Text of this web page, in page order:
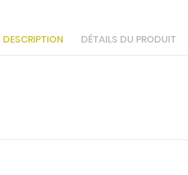
DESCRIPTION DÉTAILS DU PRODUIT